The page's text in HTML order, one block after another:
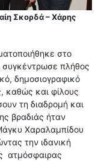
Σκορδά – Χάρης
στο
συγκέντρωσε πλήθος
δημοσιογραφικό
καθώς και φίλους
τη διαδρομή και
βραδιάς ήταν
Χαραλαμπίδου
την ιδανική
ατμόσφαιρας